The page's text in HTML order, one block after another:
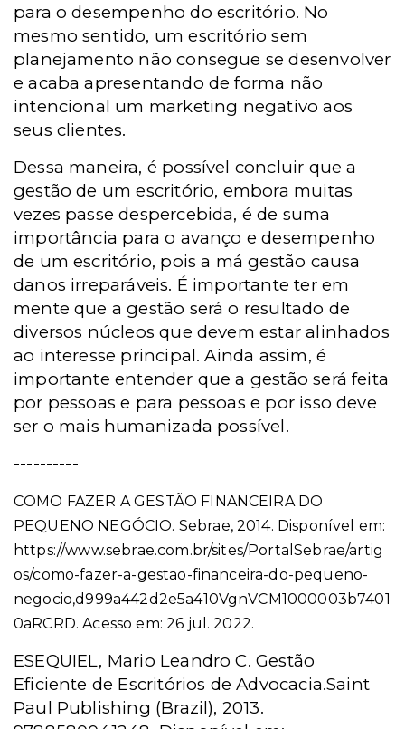
para o desempenho do escritório. No
mesmo sentido, um escritório sem
planejamento não consegue se desenvolver
e acaba apresentando de forma não
intencional um marketing negativo aos
seus clientes.
Dessa maneira, é possível concluir que a
gestão de um escritório, embora muitas
vezes passe despercebida, é de suma
importância para o avanço e desempenho
de um escritório, pois a má gestão causa
danos irreparáveis. É importante ter em
mente que a gestão será o resultado de
diversos núcleos que devem estar alinhados
ao interesse principal. Ainda assim, é
importante entender que a gestão será feita
por pessoas e para pessoas e por isso deve
ser o mais humanizada possível.
----------
COMO FAZER A GESTÃO FINANCEIRA DO
PEQUENO NEGÓCIO. Sebrae, 2014. Disponível em:
https://www.sebrae.com.br/sites/PortalSebrae/artig
os/como-fazer-a-gestao-financeira-do-pequeno-
negocio,d999a442d2e5a410VgnVCM1000003b7401
0aRCRD. Acesso em: 26 jul. 2022.
ESEQUIEL, Mario Leandro C. Gestão
Eficiente de Escritórios de Advocacia.Saint
Paul Publishing (Brazil), 2013.